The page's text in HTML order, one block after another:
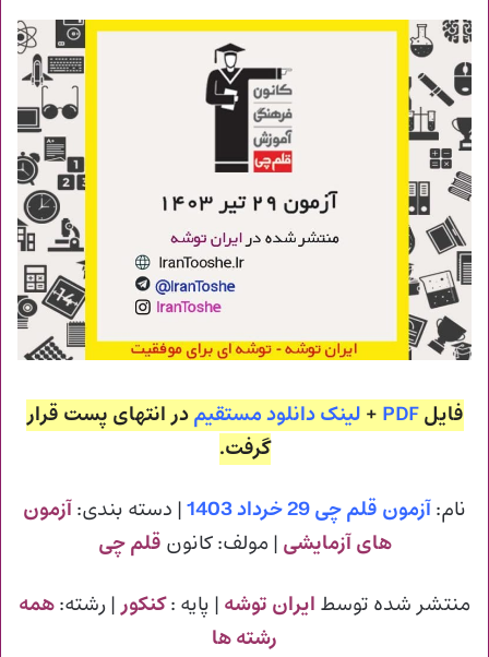
فایلPDF
+ لینک دانلود مستقیمدر انتهای پست قرار
گرفت.
نام:آزمون قلم چی 29 خرداد 1403 | دسته بندی:آزمون
های آزمایشی | مولف: کانون قلم چی
منتشر شده توسط ایران توشه | پایه :کنکور| رشته:همه
رشته ها